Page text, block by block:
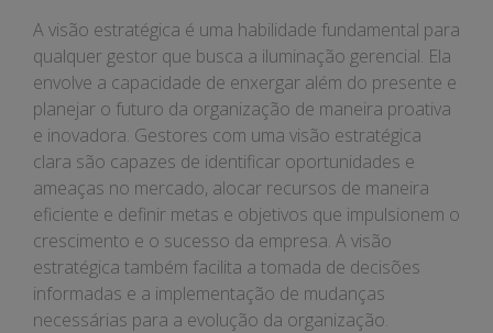
A visão estratégica é uma habilidade fundamental para
qualquer gestor que busca a iluminação gerencial. Ela
envolve a capacidade de enxergar além do presente e
planejar o futuro da organização de maneira proativa
e inovadora. Gestores com uma visão estratégica
clara são capazes de identificar oportunidades e
ameaças no mercado, alocar recursos de maneira
eficiente e definir metas e objetivos que impulsionem o
crescimento e o sucesso da empresa. A visão
estratégica também facilita a tomada de decisões
informadas e a implementação de mudanças
necessárias para a evolução da organização.